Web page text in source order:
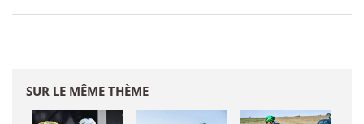
SUR LE MÊME THÈME